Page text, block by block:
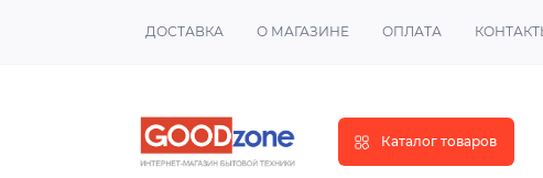
ДОСТАВКА О МАГАЗИНЕ ОПЛАТА
Каталог товаров